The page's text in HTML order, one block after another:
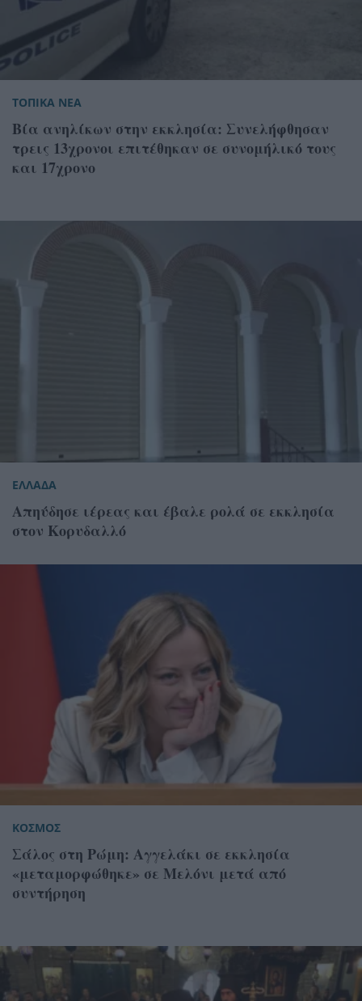
ΤΟΠΙΚΑ ΝΕΑ
Βία ανηλίκων στην εκκλησία: Συνελήφθησαν
τρεις 13χρονοι επιτέθηκαν σε συνομήλικό τους
και 17χρονο
ΕΛΛΑΔΑ
Απηύδησε ιέρεας και έβαλε ρολά σε εκκλησία
στον Κορυδαλλό
ΚΟΣΜΟΣ
Σάλος στη Ρώμη: Αγγελάκι σε εκκλησία
«μεταμορφώθηκε» σε Μελόνι μετά από
συντήρηση